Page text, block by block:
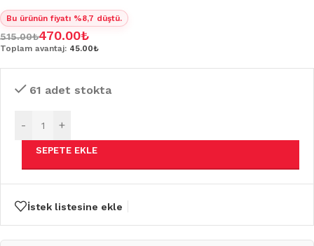
Bu ürünün fiyatı %8,7 düştü.
515.00₺470.00₺
Toplam avantaj: 45.00₺
61 adet stokta
- +
SEPETE EKLE
İstek listesine ekle